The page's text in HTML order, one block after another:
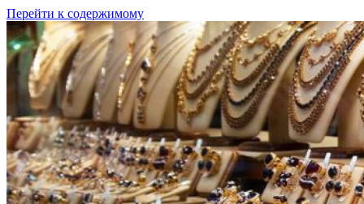
Перейти к содержимому